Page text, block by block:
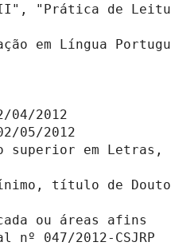
"Prática de
em Língua
2012
05/2012
superior em Letras,
título de
ou áreas afins
047/2012-CSJRP